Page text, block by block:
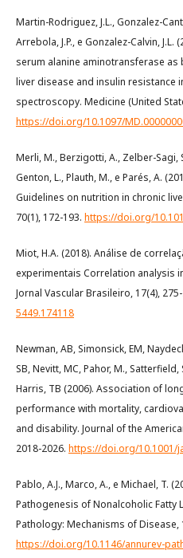
Martin-Rodriguez, J.L., Gonzalez-
Arrebola, J.P., e Gonzalez-Calvin,
serum alanine aminotransferase
liver disease and insulin resistance
spectroscopy. Medicine (United
https://doi.org/10.1097/
Merli, M., Berzigotti, A., Zelber-Sagi,
Genton, L., Plauth, M., e Parés, A.
Guidelines on nutrition in chronic
70(1), 172-193. https://doi.org/
Miot, H.A. (2018). Análise de
experimentais Correlation analysis
Jornal Vascular Brasileiro, 17(4),
5449.174118
Newman, AB, Simonsick, EM,
SB, Nevitt, MC, Pahor, M., Satterfield,
Harris, TB (2006). Association of
performance with mortality,
and disability. Journal of the
2018-2026. https://doi.org/10.1001/
Pablo, A.J., Marco, A., e Michael, T.
Pathogenesis of Nonalcoholic Fatty
Pathology: Mechanisms of Disease,
https://doi.org/10.1146/annurev-